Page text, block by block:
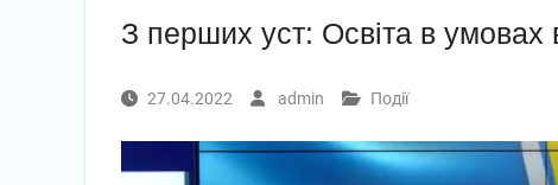
З перших уст: Освіта в умовах
27.04.2022 admin Події